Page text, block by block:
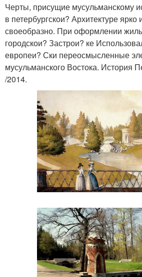
Черты, присущие мусульманскому
в петербургскои? Архитектуре ярко
своеобразно. При оформлении
городскои? Застрои? ке
европеи? Ски переосмысленные
мусульманского Востока. История
/2014.